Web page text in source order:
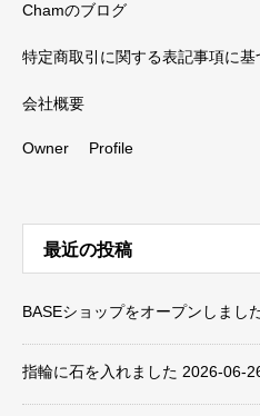
Chamのブログ
特定商取引に関する表記事項に基
会社概要
Owner Profile
最近の投稿
BASEショップをオープンしました
指輪に石を入れました 2026-06-